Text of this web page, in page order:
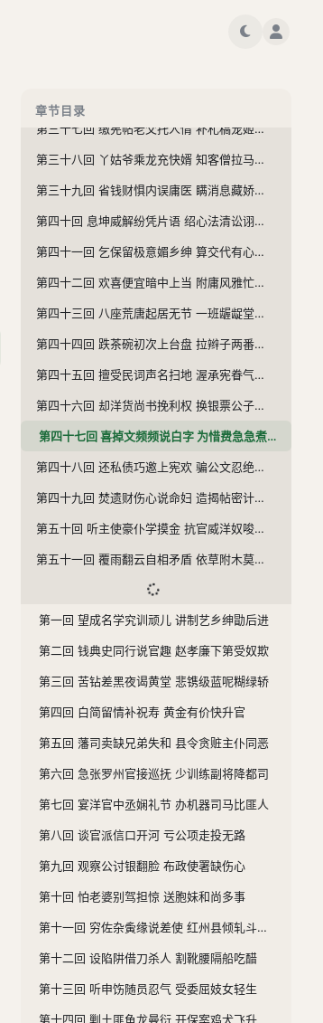
章节目录
第三十四回 办义赈善人是富 盗虚声廉吏难为
第三十七回 缴宪帖老父托人情 补札稿宠姬打官话
第三十八回 丫姑爷乘龙充快婿 知客僧拉马认干娘
第三十九回 省钱财惧内误庸医 瞒消息藏娇感侠友
第四十回 息坤威解纷凭片语 绍心法清讼诩多才
第四十一回 乞保留极意媚乡绅 算交代有心改帐簿
第四十二回 欢喜便宜暗中上当 附庸风雅忙里偷闲
第四十三回 八座荒唐起居无节 一班龌龊堂构相承
第四十四回 跌茶碗初次上台盘 拉辫子两番争节礼
第四十五回 擅受民词声名扫地 渥承宪眷气焰熏天
第四十六回 却洋货尚书挽利权 换银票公子工心计
第四十七回 喜掉文频频说白字 为惜费急急煮乌烟
第四十八回 还私债巧邀上宪欢 骗公文忍绝良朋义
第四十九回 焚遗财伤心说命妇 造揭帖密计遣群姬
第五十回 听主使豪仆学摸金 抗官威洋奴唆吃教
第五十一回 覆雨翻云自相矛盾 依草附木莫测机关
第一回 望成名学究训顽儿 讲制艺乡绅勖后进
第二回 钱典史同行说官趣 赵孝廉下第受奴欺
第三回 苦钻差黑夜谒黄堂 悲镌级蓝呢糊绿轿
第四回 白简留情补祝寿 黄金有价快升官
第五回 藩司卖缺兄弟失和 县令贪赃主仆同恶
第六回 急张罗州官接巡抚 少训练副将降都司
第七回 宴洋官中丞娴礼节 办机器司马比匪人
第八回 谈官派信口开河 亏公项走投无路
第九回 观察公讨银翻脸 布政使署缺伤心
第十回 怕老婆别驾担惊 送胞妹和尚多事
第十一回 穷佐杂夤缘说差使 红州县倾轧斗心思
第十二回 设陷阱借刀杀人 割靴腰隔船吃醋
第十三回 听申饬随员忍气 受委屈妓女轻生
第十四回 剿土匪鱼龙曼衍 开保案鸡犬飞升